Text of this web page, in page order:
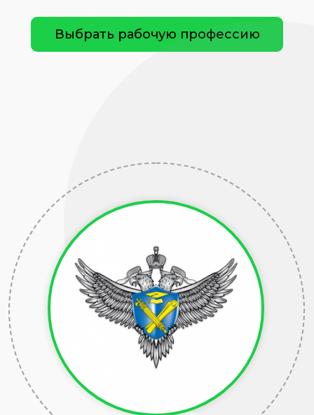
Выбрать рабочую профессию